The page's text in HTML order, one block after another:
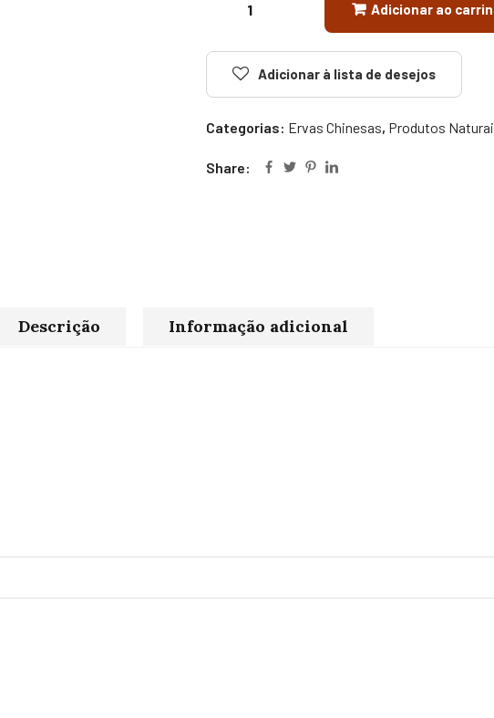
Adicionar ao
Adicionar à lista de desejos
Categorias: Ervas Chinesas, Produtos
Share:
Descrição Informação adicional